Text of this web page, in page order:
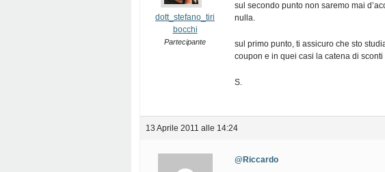
dott_stefano_tiri
bocchi
Partecipante
sul secondo punto non saremo mai
nulla.
sul primo punto, ti assicuro che sto
coupon e in quei casi la catena di
S.
13 Aprile 2011 alle 14:24
@Riccardo